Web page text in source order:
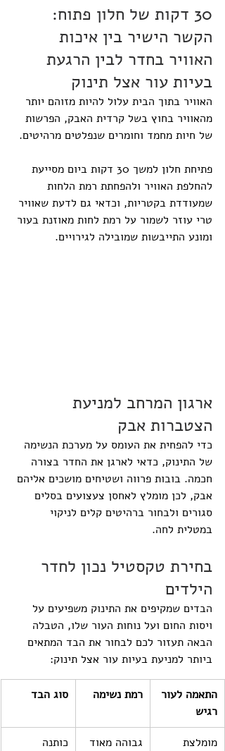
30 דקות של חלון פתוח:
הקשר הישיר בין איכות
האוויר בחדר לבין הרגעת
בעיות עור אצל תינוק
האוויר בתוך הבית עלול להיות מזוהם יותר
מהאוויר בחוץ בשל קרדית האבק, הפרשות
של חיות מחמד וחומרים שנפלטים מרהיטים.
פתיחת חלון למשך 30 דקות ביום מסייעת
להחלפת האוויר ולהפחתת רמת הלחות
שמעודדת בקטריות, וכדאי גם לדעת שאוויר
טרי עוזר לשמור על רמת לחות מאוזנת בעור
ומונע התייבשות שמובילה לגירויים.
ארגון המרחב למניעת
הצטברות אבק
כדי להפחית את העומס על מערכת הנשימה
של התינוק, כדאי לארגן את החדר בצורה
חכמה. בובות פרווה ושטיחים מושכים אליהם
אבק, לכן מומלץ לאחסן צעצועים בסלים
סגורים ולבחור ברהיטים קלים לניקוי
במטלית לחה.
בחירת טקסטיל נכון לחדר
הילדים
הבדים שמקיפים את התינוק משפיעים על
ויסות החום ועל נוחות העור שלו, הטבלה
הבאה תעזור לכם לבחור את הבד המתאים
ביותר למניעת בעיות עור אצל תינוק:
התאמה לעור
רגיש
רמת נשימה סוג הבד
מומלצת גבוהה מאוד כותנה